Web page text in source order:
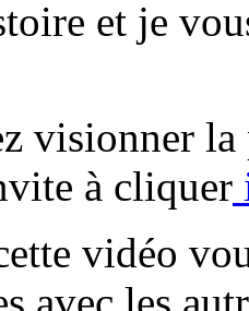
et je
visionner
à cliquer
vidéo